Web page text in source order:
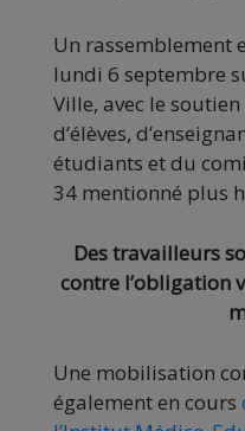
Un rassemblement
lundi 6 septembre
Ville, avec le
d’élèves,
étudiants et du
34 mentionné plus
Des travailleurs
contre l’obligation
Une mobilisation
également en cours